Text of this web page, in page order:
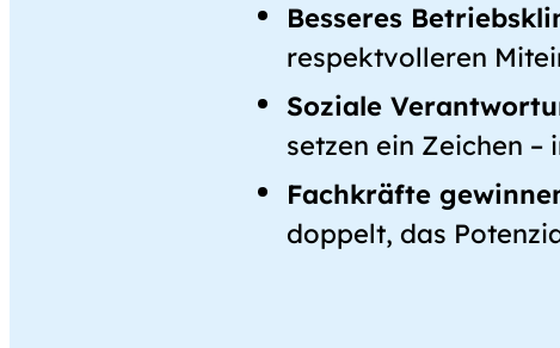
Besseres
respektvolleren
Soziale
setzen ein Zeichen
Fachkräfte
doppelt, das